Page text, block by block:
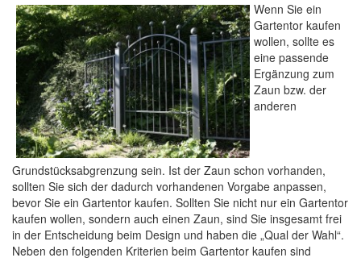
Wenn Sie ein
Gartentor kaufen
wollen, sollte es
eine passende
Ergänzung zum
Zaun bzw. der
anderen
Grundstücksabgrenzung sein. Ist der Zaun schon vorhanden,
sollten Sie sich der dadurch vorhandenen Vorgabe anpassen,
bevor Sie ein Gartentor kaufen. Sollten Sie nicht nur ein Gartentor
kaufen wollen, sondern auch einen Zaun, sind Sie insgesamt frei
in der Entscheidung beim Design und haben die „Qual der Wahl“.
Neben den folgenden Kriterien beim Gartentor kaufen sind